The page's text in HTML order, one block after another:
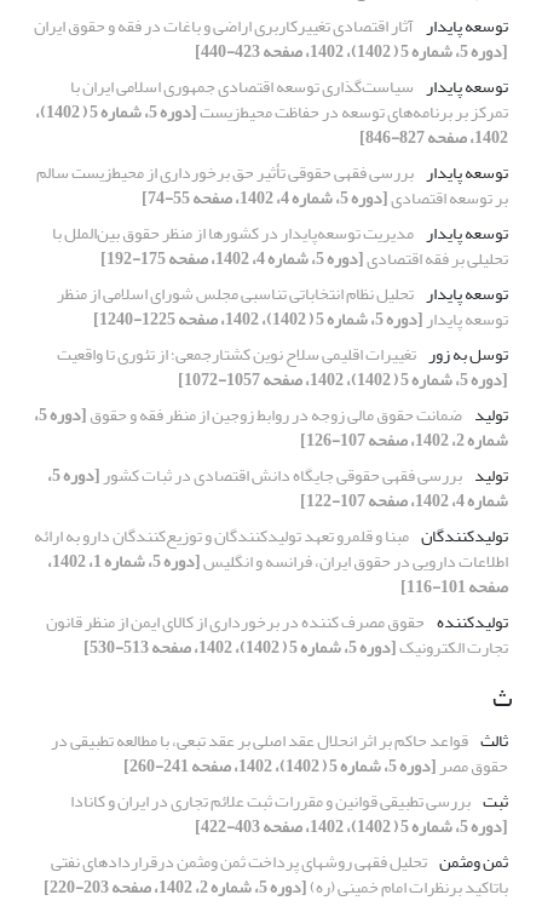
توسعه پایدار آثار اقتصادی تغییرکاربری اراضی و باغات در فقه و حقوق ایران
[دوره 5، شماره 5 ( 1402)، 1402، صفحه 423-440]
توسعه پایدار سیاست‌گذاری توسعه اقتصادی جمهوری اسلامی ایران با
تمرکز بر برنامه‌های توسعه در حفاظت محیط‌زیست [دوره 5، شماره 5 ( 1402)،
1402، صفحه 827-846]
توسعه پایدار بررسی فقهی حقوقی تأثیر حق برخورداری از محیط‌زیست سالم
بر توسعه اقتصادی[دوره 5، شماره 4، 1402، صفحه 55-74]
توسعه پایدار مدیریت توسعه‌پایدار در کشورها از منظر حقوق بین‌الملل با
تحلیلی بر فقه اقتصادی[دوره 5، شماره 4، 1402، صفحه 175-192]
توسعه پایدار تحلیل نظام انتخاباتی تناسبی مجلس شورای اسلامی از منظر
توسعه پایدار[دوره 5، شماره 5 ( 1402)، 1402، صفحه 1225-1240]
توسل به زور تغییرات اقلیمی سلاح نوین کشتارجمعی؛ از تئوری تا واقعیت
[دوره 5، شماره 5 ( 1402)، 1402، صفحه 1057-1072]
تولید ضمانت حقوق مالی زوجه در روابط زوجین از منظر فقه و حقوق [دوره 5،
شماره 2، 1402، صفحه 107-126]
تولید بررسی فقهی حقوقی جایگاه دانش اقتصادی در ثبات کشور [دوره 5،
شماره 4، 1402، صفحه 107-122]
تولیدکنندگان مبنا و قلمرو تعهد تولیدکنندگان و توزیع‌کنندگان دارو به ارائه
اطلاعات دارویی در حقوق ایران، فرانسه و انگلیس [دوره 5، شماره 1، 1402،
صفحه 101-116]
تولیدکننده حقوق مصرف کننده در برخورداری از کالای ایمن از منظر قانون
تجارت الکترونیک[دوره 5، شماره 5 ( 1402)، 1402، صفحه 513-530]
ث
ثالث قواعد حاکم بر اثر انحلال عقد اصلی بر عقد تبعی، با مطالعه تطبیقی در
حقوق مصر[دوره 5، شماره 5 ( 1402)، 1402، صفحه 241-260]
ثبت بررسی تطبیقی قوانین و مقررات ثبت علائم تجاری در ایران و کانادا
[دوره 5، شماره 5 ( 1402)، 1402، صفحه 403-422]
ثمن ومثمن تحلیل فقهی روشهای پرداخت ثمن ومثمن درقراردادهای نفتی
باتاکید برنظرات امام خمینی (ره)[دوره 5، شماره 2، 1402، صفحه 203-220]